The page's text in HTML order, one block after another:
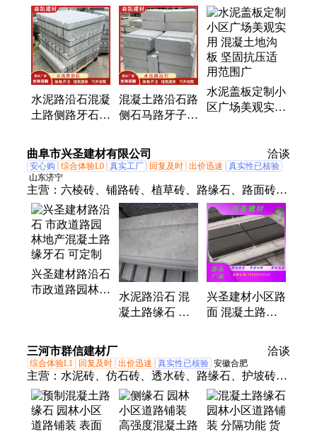
井、混凝土电缆沟盖板、混凝土预制检查井、混凝土
电力电缆井、混凝土阀门井、混凝土防撞隔离墩、混
凝土模块砖、混凝土雨篦子、路灯杆基础预埋底座、
充电桩基础底座、光伏水泥墩、水泥流水槽排水沟、
水泥电缆槽、水泥承压井圈、预制检查井盖板、水泥
沟盖板、水泥出水口保护桩、水泥雨水簸箕、水泥护
坡砖、水泥路沿石、水泥化粪池隔油池、水泥收水口
水泥路沿石混凝
土路侧路牙石市
侧平石绿化带路
缘石
混凝土路沿石路
侧石马路牙子各
石市政园林小区
用
水泥盖板定制小
区广场美观实用
曲阜市兴圣建材有限公司 洽谈
安心购 综合体验L0 真实工厂 回复及时 出价迅速
真实性已核验
山东济宁
主营： 六棱砖、铺路砖、植草砖、路缘石、路面砖、
路沿石、河道砖、透水砖、渗水砖、盲道砖
兴圣建材路沿石
市政道路园林地
水泥路沿石 混
凝土路缘石 园
售
兴圣建材小区路
面 混凝土路沿
缘石马路牙子
三河市群信建材厂 洽谈
综合体验L1 回复及时 出价迅速 真实性已核验 安徽合肥
主营： 水泥砖、仿石砖、透水砖、路缘石、护坡砖、
路沿石、水泥管、水泥u型槽、井字草坪砖、生态挡
墙砌块、检查井模块砌块、生态透水砖、仿石材透水
砖、pc砖透水砖、人行道透水砖、广场铺地路边石、